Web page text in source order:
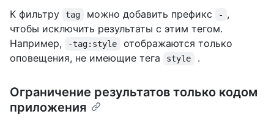
К фильтру
tag можно добавить префикс - ,
чтобы исключить результаты с этим тегом.
Например,
-tag:style
отображаются только
оповещения, не имеющие тега
style .
Ограничение результатов только кодом
приложения